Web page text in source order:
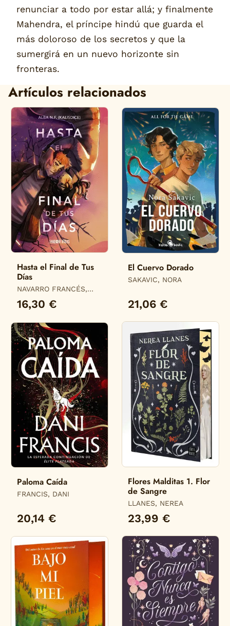
renunciar a todo por estar allá; y finalmente
Mahendra, el príncipe hindú que guarda el
más doloroso de los secretos y que la
sumergirá en un nuevo horizonte sin
fronteras.
Artículos relacionados
Hasta el Final de Tus
Días
NAVARRO FRANCÉS,
16,30 €
El Cuervo Dorado
SAKAVIC, NORA
21,06 €
Paloma Caída
FRANCIS, DANI
20,14 €
Flores Malditas 1. Flor
de Sangre
LLANES, NEREA
23,99 €